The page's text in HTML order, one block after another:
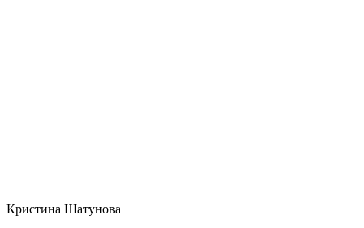
Кристина Шатунова